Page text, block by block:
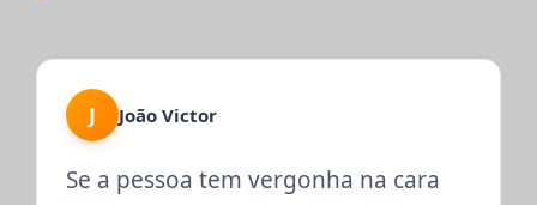
J João Victor
Se a pessoa tem vergonha na cara